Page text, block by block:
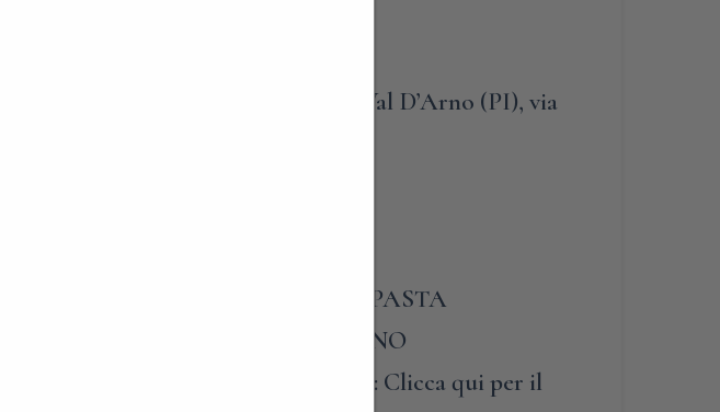
CONFEZIONAMENTO: Montopoli Val D’Arno (PI), via
SCOPRI LA TENUTA E GUSTA LA PASTA
DIRETTAMENTE IN UN SOGGIORNO
ESPERIENZIALE A CAMUGLIANO: Clicca qui per il